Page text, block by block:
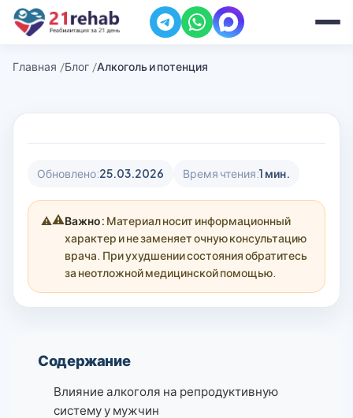
Главная Блог Алкоголь и потенция
Обновлено:25.03.2026 Время чтения:1 мин.
⚠️Важно: Материал носит информационный
характер и не заменяет очную консультацию
врача. При ухудшении состояния обратитесь
за неотложной медицинской помощью.
Содержание
Влияние алкоголя на репродуктивную
систему у мужчин